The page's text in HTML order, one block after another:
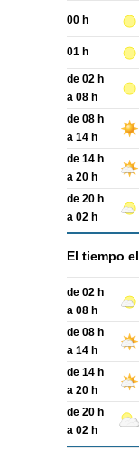
00 h
01 h
de 02 h
a 08 h
de 08 h
a 14 h
de 14 h
a 20 h
de 20 h
a 02 h
El tiempo el
de 02 h
a 08 h
de 08 h
a 14 h
de 14 h
a 20 h
de 20 h
a 02 h